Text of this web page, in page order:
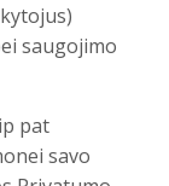
saugojimo
pat
savo